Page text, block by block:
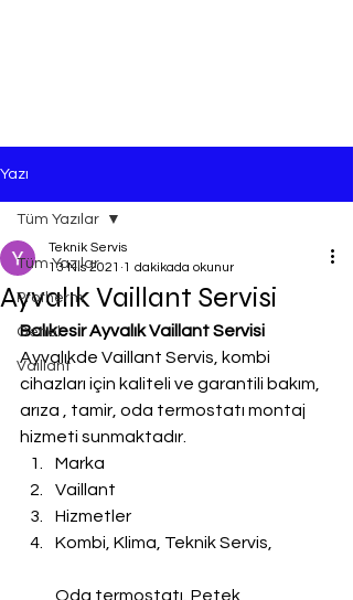
Yazı
Tüm Yazılar
Protherm
Genel
Vaillant
Tüm Yazılar
Ayvalık Vaillant Servisi
Teknik Servis
13 Nis 2021 1 dakikada okunur
Balıkesir Ayvalık Vaillant Servisi
Ayvalıkde Vaillant Servis, kombi
cihazları için kaliteli ve garantili bakım,
arıza , tamir, oda termostatı montaj
hizmeti sunmaktadır.
Marka
Vaillant
Hizmetler
Kombi, Klima, Teknik Servis,
Oda termostatı, Petek